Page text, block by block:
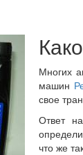
Многих
машин
свое
Ответ
что же